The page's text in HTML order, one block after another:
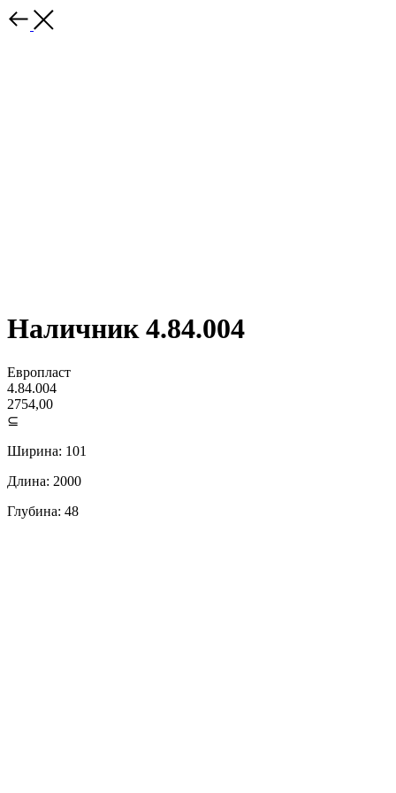
Наличник 4.84.004
Европласт
4.84.004
2754,00
⊆
Ширина: 101
Длина: 2000
Глубина: 48